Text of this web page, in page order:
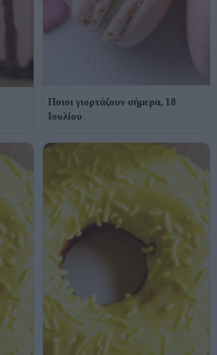
Ποιοι γιορτάζουν σήμερα, 18
Ιουλίου